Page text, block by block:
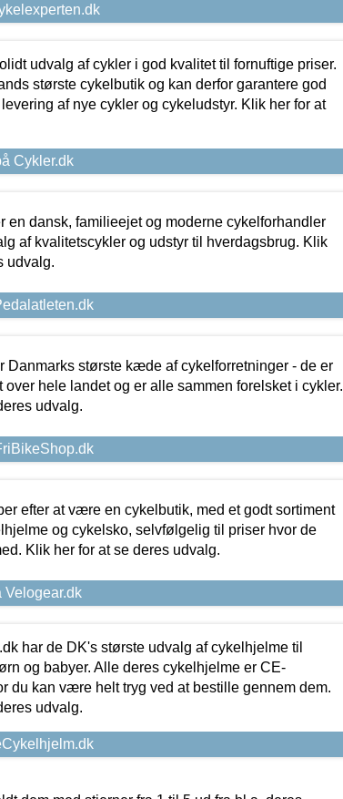
udvalg af cykler i god kvalitet til fornuftige priser.
største cykelbutik og kan derfor garantere god
af nye cykler og cykeludstyr. Klik her for at
Cykler.dk
en dansk, familieejet og moderne cykelforhandler
af kvalitetscykler og udstyr til hverdagsbrug. Klik
udvalg.
Danmarks største kæde af cykelforretninger - de er
over hele landet og er alle sammen forelsket i cykler.
udvalg.
efter at være en cykelbutik, med et godt sortiment
og cykelsko, selvfølgelig til priser hvor de
Klik her for at se deres udvalg.
Velogear.dk
har de DK's største udvalg af cykelhjelme til
og babyer. Alle deres cykelhjelme er CE-
du kan være helt tryg ved at bestille gennem dem.
udvalg.